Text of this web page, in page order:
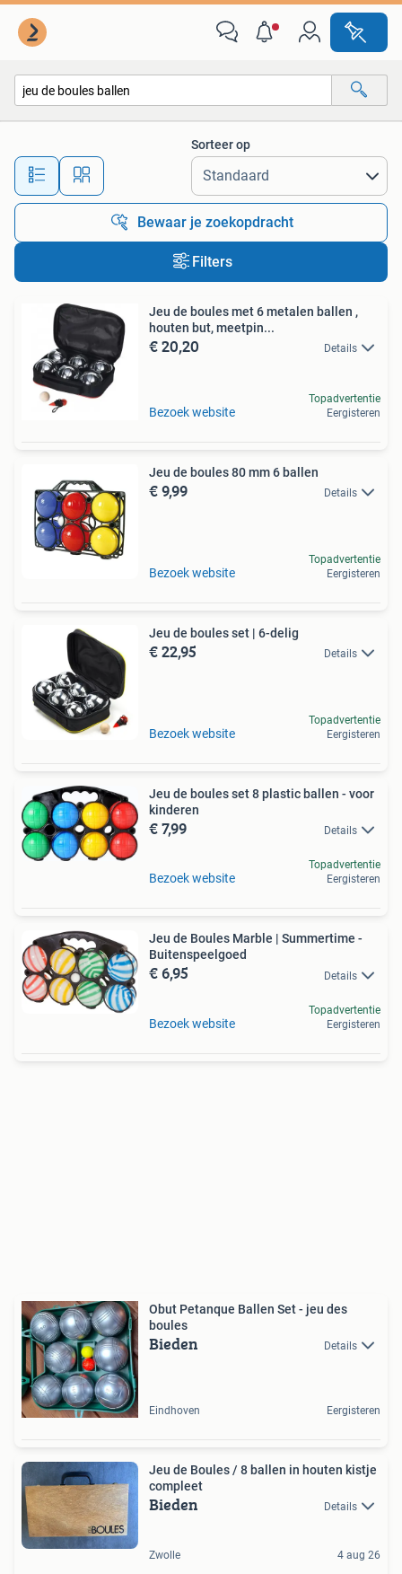
Alle afstanden…
Sorteer op
Bewaar je zoekopdracht
Filters
Jeu de boules met 6 metalen ballen ,
houten but, meetpin...
€ 20,20 Details
Bezoek website
Topadvertentie
Eergisteren
Jeu de boules 80 mm 6 ballen
€ 9,99 Details
Bezoek website
Topadvertentie
Eergisteren
Jeu de boules set | 6-delig
€ 22,95 Details
Bezoek website
Topadvertentie
Eergisteren
Jeu de boules set 8 plastic ballen - voor
kinderen
€ 7,99 Details
Bezoek website
Topadvertentie
Eergisteren
Jeu de Boules Marble | Summertime -
Buitenspeelgoed
€ 6,95 Details
Bezoek website
Topadvertentie
Eergisteren
Obut Petanque Ballen Set - jeu des
boules
Bieden Details
Eindhoven Eergisteren
Jeu de Boules / 8 ballen in houten kistje
compleet
Bieden Details
Zwolle 4 aug 26